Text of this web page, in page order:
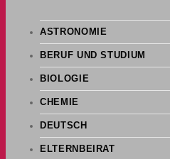
ASTRONOMIE
BERUF UND STUDIUM
BIOLOGIE
CHEMIE
DEUTSCH
ELTERNBEIRAT